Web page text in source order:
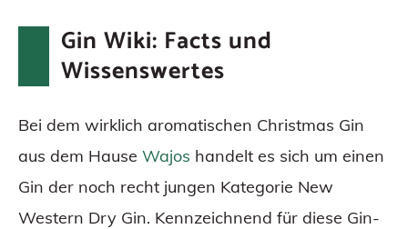
Gin Wiki: Facts und
Wissenswertes
Bei dem wirklich aromatischen Christmas Gin
aus dem Hause Wajos handelt es sich um einen
Gin der noch recht jungen Kategorie New
Western Dry Gin. Kennzeichnend für diese Gin-